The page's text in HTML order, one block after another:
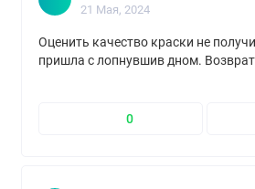
21 Мая, 2024
Оценить качество краски не
пришла с лопнувшив дном. Возврат
0